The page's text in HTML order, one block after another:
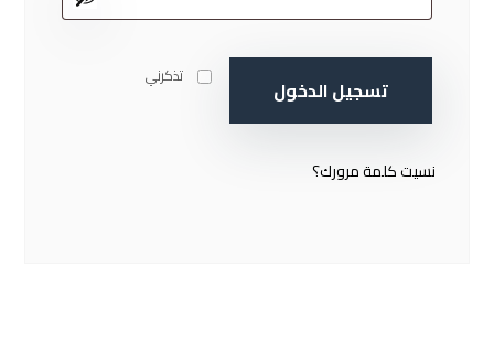
تذكرني تسجيل الدخول
نسيت كلمة مرورك؟